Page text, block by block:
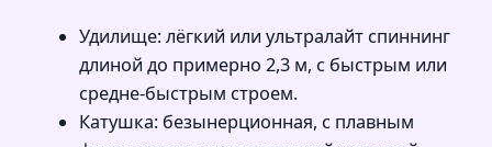
Удилище: лёгкий или ультралайт спиннинг
длиной до примерно 2,3 м, с быстрым или
средне-быстрым строем.
Катушка: безынерционная, с плавным